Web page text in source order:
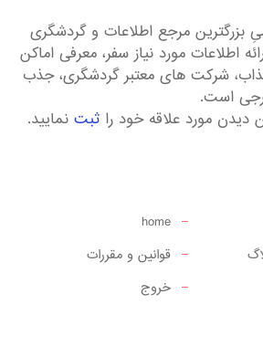
بزرگترین مرجع اطلاعات و گردشگری
اطلاعات مورد نیاز سفر، معرفی اماکن
شرکت های معتبر گردشگری، جذب
است.
دیدن مورد علاقه خود را ثبت نمایید.
home
قوانین و مقررات
خروج